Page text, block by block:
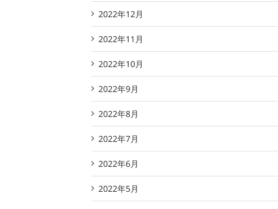
2022年12月
2022年11月
2022年10月
2022年9月
2022年8月
2022年7月
2022年6月
2022年5月